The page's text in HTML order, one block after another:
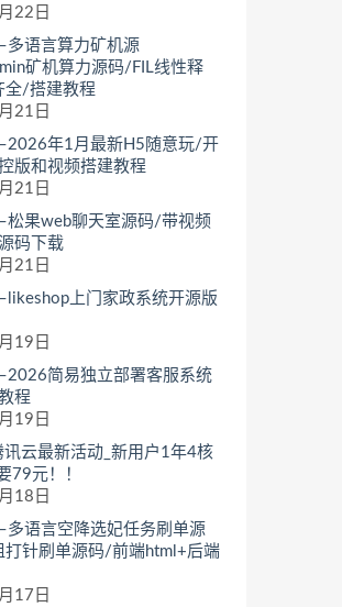
22日
多语言算力矿机源
矿机算力源码/FIL线性释
全/搭建教程
21日
年1月最新H5随意玩/开
版和视频搭建教程
21日
松果web聊天室源码/带视频
码下载
21日
上门家政系统开源版
19日
简易独立部署客服系统
程
19日
云最新活动_新用户1年4核
79元！！
18日
多语言空降选妃任务刷单源
打针刷单源码/前端html+后端
17日